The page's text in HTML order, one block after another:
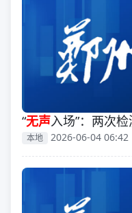
“无声入场”：两次
本地 2026-06-04 06:42